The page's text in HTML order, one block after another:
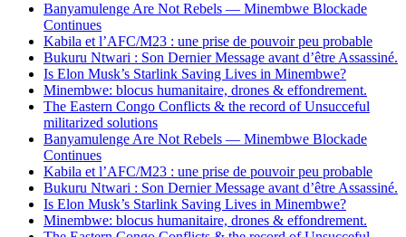
Banyamulenge Are Not Rebels — Minembwe Blockade
Continues
Kabila et l’AFC/M23 : une prise de pouvoir peu probable
Bukuru Ntwari : Son Dernier Message avant d’être Assassiné.
Is Elon Musk’s Starlink Saving Lives in Minembwe?
Minembwe: blocus humanitaire, drones & effondrement.
The Eastern Congo Conflicts & the record of Unsucceful
militarized solutions
Banyamulenge Are Not Rebels — Minembwe Blockade
Continues
Kabila et l’AFC/M23 : une prise de pouvoir peu probable
Bukuru Ntwari : Son Dernier Message avant d’être Assassiné.
Is Elon Musk’s Starlink Saving Lives in Minembwe?
Minembwe: blocus humanitaire, drones & effondrement.